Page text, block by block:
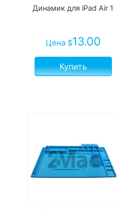
Динамик для iPad Air 1
Цена $13.00
Купить